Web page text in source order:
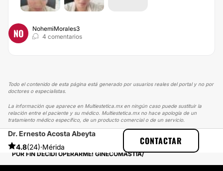
NO
NohemiMorales3
4 comentarios
Todo el contenido de esta página está generado por usuarios reales del portal y no por
doctores o especialistas.
La información que aparece en Multiestetica.mx en ningún caso puede sustituir la
relación entre el paciente y su médico. Multiestetica.mx no hace apología de un
tratamiento médico específico, de un producto comercial o de un servicio.
Dr. Ernesto Acosta Abeyta
4.8(24)·Mérida
CONTACTAR
MULTIESTETICA
EXPERIENCIAS
EXPERIENCIAS SOBRE CIRUGÍA GINECOMASTIA
POR FIN DECIDÍ OPERARME! GINECOMASTIA